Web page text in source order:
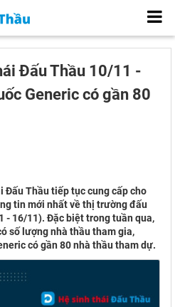
Đấu Thầu 10/11 -
Generic có gần 80
Đấu Thầu tiếp tục cung cấp cho
tin mới nhất về thị trường đấu
- 16/11). Đặc biệt trong tuần qua,
số lượng nhà thầu tham gia,
có gần 80 nhà thầu tham dự.